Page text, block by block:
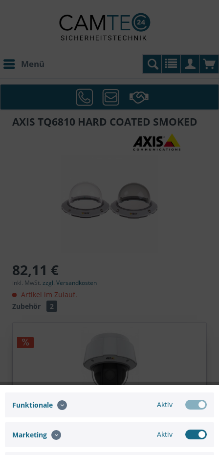
Menü
AXIS TQ6810 HARD COATED SMOKED
82,11 €
inkl. MwSt. zzgl. Versandkosten
Artikel im Zulauf.
Zubehör
2
Funktionale Aktiv
Marketing Aktiv